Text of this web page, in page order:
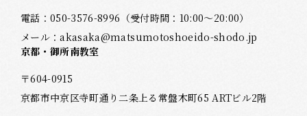
電話：050-3576-8996 （受付時間：10:00～20:00）
メール：akasaka@matsumotoshoeido-shodo.jp
京都・御所南教室
〒604-0915
京都市中京区寺町通り二条上る常盤木町65 ARTビル2階